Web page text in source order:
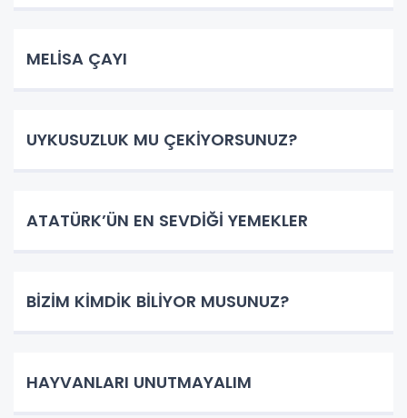
MELİSA ÇAYI
UYKUSUZLUK MU ÇEKİYORSUNUZ?
ATATÜRK’ÜN EN SEVDİĞİ YEMEKLER
BİZİM KİMDİK BİLİYOR MUSUNUZ?
HAYVANLARI UNUTMAYALIM